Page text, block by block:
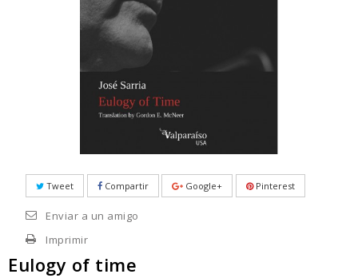
Tweet Compartir Google+ Pinterest
Enviar a un amigo
Imprimir
Eulogy of time